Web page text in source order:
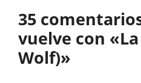
35
vuelve con
Wolf)»